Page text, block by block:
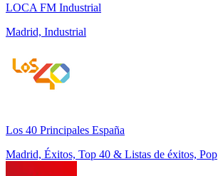
LOCA FM Industrial
Madrid, Industrial
Los 40 Principales España
Madrid, Éxitos, Top 40 & Listas de éxitos, Pop